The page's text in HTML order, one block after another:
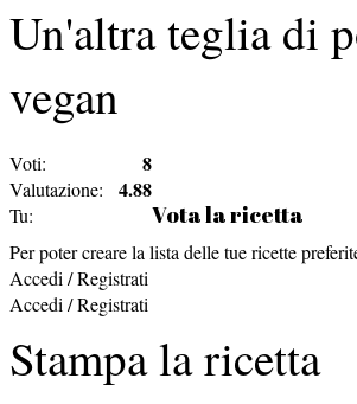
Un'altra tegliadi
vegan
Voti: 8
Valutazione: 4.88
Tu: Vota la ricetta
Per poter creare la lista delle tue ricette
Accedi / Registrati
Accedi / Registrati
Stampa la ricetta